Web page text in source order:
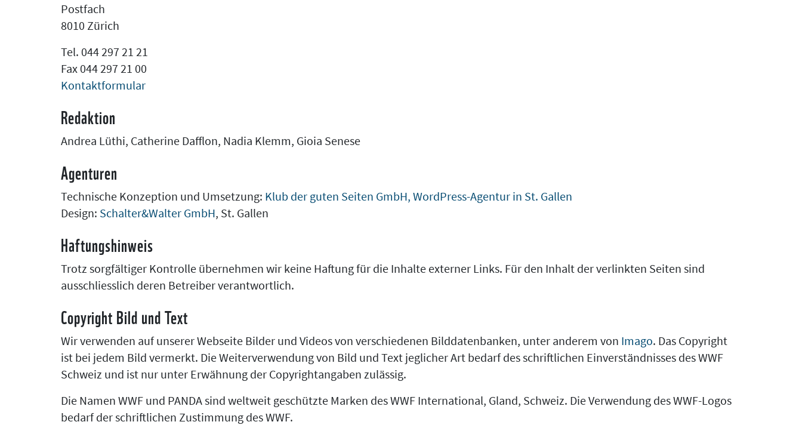
Postfach
8010 Zürich
Tel. 044 297 21 21
Fax 044 297 21 00
Kontaktformular
Redaktion
Andrea Lüthi, Catherine Dafflon, Nadia Klemm, Gioia Senese
Agenturen
Technische Konzeption und Umsetzung: Klub der guten Seiten GmbH, WordPress-Agentur in St. Gallen
Design: Schalter&Walter GmbH, St. Gallen
Haftungshinweis
Trotz sorgfältiger Kontrolle übernehmen wir keine Haftung für die Inhalte externer Links. Für den Inhalt der verlinkten Seiten sind
ausschliesslich deren Betreiber verantwortlich.
Copyright Bild und Text
Wir verwenden auf unserer Webseite Bilder und Videos von verschiedenen Bilddatenbanken, unter anderem von Imago. Das Copyright
ist bei jedem Bild vermerkt. Die Weiterverwendung von Bild und Text jeglicher Art bedarf des schriftlichen Einverständnisses des WWF
Schweiz und ist nur unter Erwähnung der Copyrightangaben zulässig.
Die Namen WWF und PANDA sind weltweit geschützte Marken des WWF International, Gland, Schweiz. Die Verwendung des WWF-Logos
bedarf der schriftlichen Zustimmung des WWF.